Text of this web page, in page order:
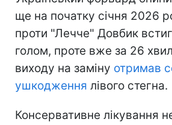
ще на початку січня 2026
проти "Лечче" Довбик
голом, проте вже за 26
виходу на заміну отримав
ушкодження лівого стегна.
Консервативне лікування